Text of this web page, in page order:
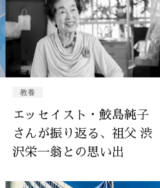
教養
エッセイスト・鮫島純子
さんが振り返る、祖父 渋
沢栄一翁との思い出